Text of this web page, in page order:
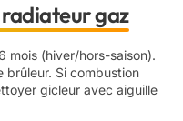
gaz
mois (hiver/hors-saison).
brûleur. Si combustion
gicleur avec aiguille